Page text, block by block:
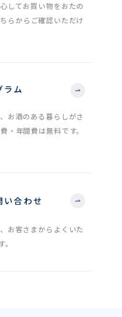
してお買い物をおたの
らからご確認いただけ
ラム
お酒のある暮らしがさ
・年間費は無料です。
い合わせ
お客さまからよくいた